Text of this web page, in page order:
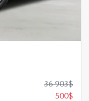
36 903$
500$